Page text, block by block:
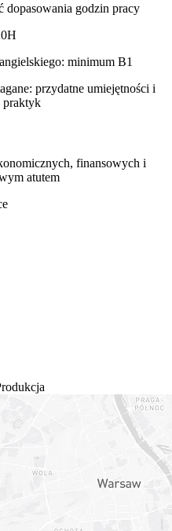
godzin pracy
minimum B1
przydatne umiejętności i
praktyk
finansowych i
atutem